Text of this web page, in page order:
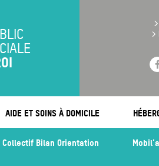
>
>
AIDE ET SOINS À DOMICILE
Collectif Bilan Orientation